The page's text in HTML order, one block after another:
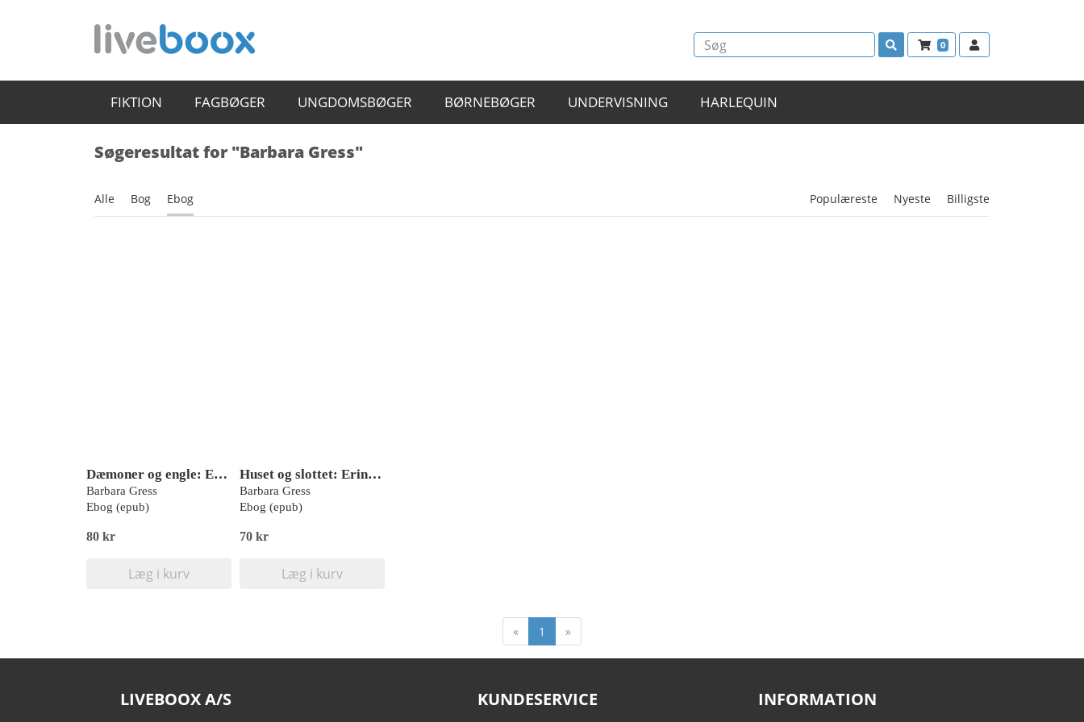
0
FIKTION FAGBØGER UNGDOMSBØGER BØRNEBØGER UNDERVISNING HARLEQUIN
Søgeresultat for "Barbara Gress"
Alle Bog Ebog Populæreste Nyeste Billigste
Dæmoner og engle: Erindringsroman
Barbara Gress
Ebog (epub)
80 kr
Læg i kurv
Huset og slottet: Erindringsroman
Barbara Gress
Ebog (epub)
70 kr
Læg i kurv
« 1 »
LIVEBOOX A/S KUNDESERVICE INFORMATION